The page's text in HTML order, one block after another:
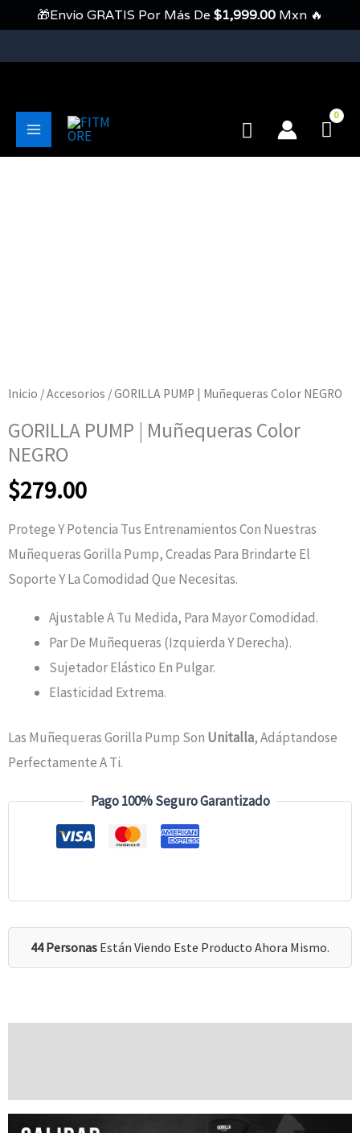
Contenido
Main
Buscar
Inicio /Accesorios / GORILLA PUMP | Muñequeras Color NEGRO
GORILLA PUMP | Muñequeras Color
NEGRO
$279.00
Protege Y Potencia Tus Entrenamientos Con Nuestras
Muñequeras Gorilla Pump, Creadas Para Brindarte El
Soporte Y La Comodidad Que Necesitas.
Ajustable A Tu Medida, Para Mayor Comodidad.
Par De Muñequeras (izquierda Y Derecha).
Sujetador Elástico En Pulgar.
Elasticidad Extrema.
Las Muñequeras Gorilla Pump Son Unitalla, Adáptandose
Perfectamente A Ti.
Pago 100% Seguro Garantizado
44 Personas Están Viendo Este Producto Ahora Mismo.
🎁Envío GRATIS Por Más De $1,999.00 Mxn 🔥